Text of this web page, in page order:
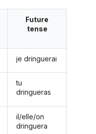
Future
tense
je dringuerai
tu
dringueras
il/elle/on
dringuera